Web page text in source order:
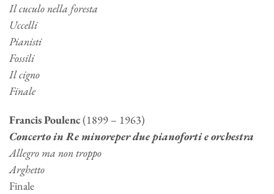
Il cuculo nella foresta
Uccelli
Pianisti
Fossili
Il cigno
Finale
Francis Poulenc(1899 – 1963)
Concerto in Re minoreper due pianoforti e orchestra
Allegro ma non troppo
Arghetto
Finale